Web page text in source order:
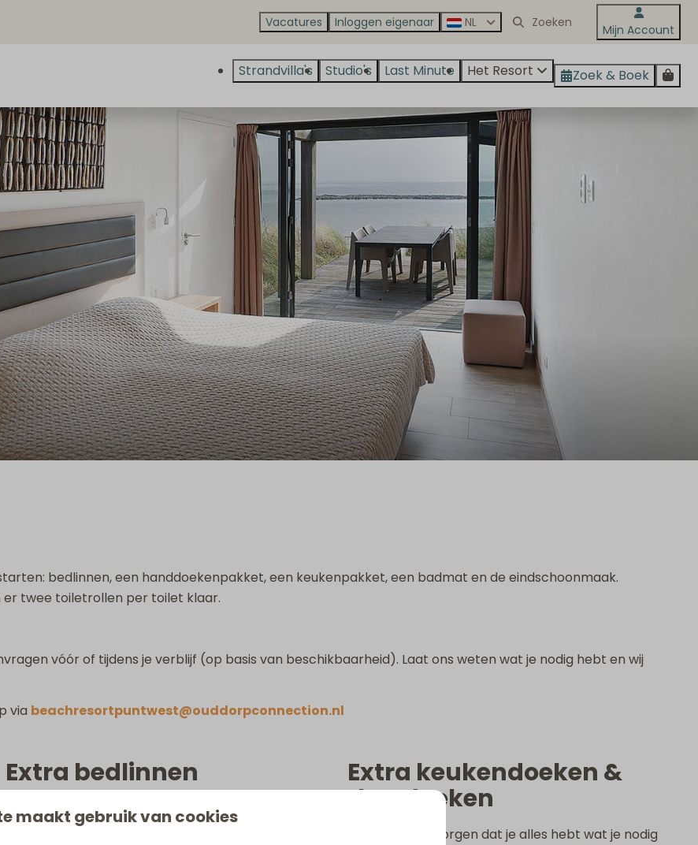
Vacatures Inloggen eigenaar NL Mijn Account
Strandvilla's Studio's Last Minute Het Resort Zoek & Boek
bedlinnen, een handdoekenpakket, een keukenpakket, een badmat en de eindschoonmaak.
twee toiletrollen per toilet klaar.
vóór of tijdens je verblijf (op basis van beschikbaarheid). Laat ons weten wat je nodig hebt en wij
via beachresortpuntwest@ouddorpconnection.nl
Extra bedlinnen
Wij zorgen altijd voor het benodigde bedlinnen voor
alle slaapkamers in de accommodatie, afgestemd
Extra keukendoeken &
theedoeken
Om ervoor te zorgen dat je alles hebt wat je nodig
maakt gebruik van cookies